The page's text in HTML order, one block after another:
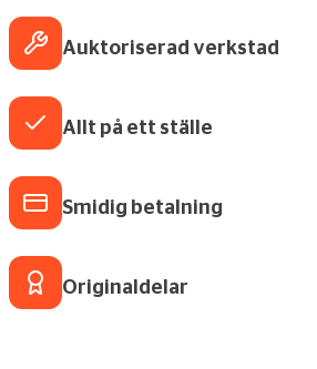
Auktoriserad verkstad
Allt på ett ställe
Smidig betalning
Originaldelar